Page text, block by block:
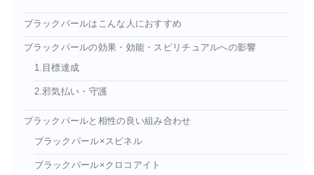
ブラックパールはこんな人におすすめ
ブラックパールの効果・効能・スピリチュアルへの影響
1.目標達成
2.邪気払い・守護
ブラックパールと相性の良い組み合わせ
ブラックパール×スピネル
ブラックパール×クロコアイト